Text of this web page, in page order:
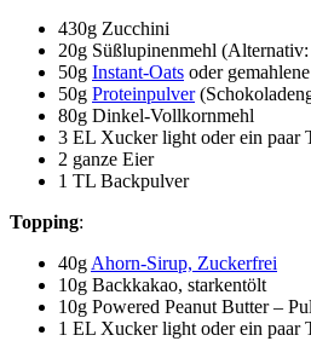
430g Zucchini
20g Süßlupinenmehl
50g Instant-Oats oder
50g Proteinpulver
80g Dinkel-Vollkornmehl
3 EL Xucker light oder ein paar
2 ganze Eier
1 TL Backpulver
Topping:
40gAhorn-Sirup, Zuckerfrei
10g Backkakao, starkentölt
10g Powered Peanut Butter –
1 EL Xucker light oder ein paar